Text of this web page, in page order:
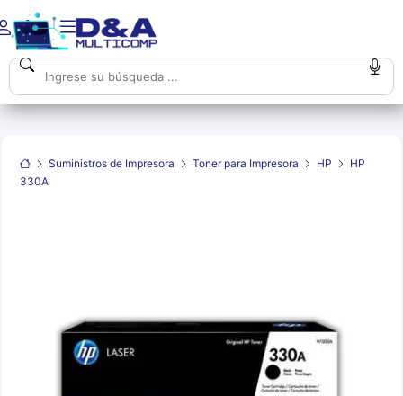
Suministros de Impresora Toner para Impresora HP
HP
330A